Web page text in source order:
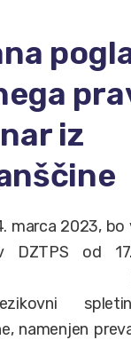
iz
marca 2023, bo
DZTPS od
namenjen